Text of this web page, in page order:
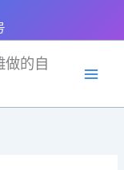
做的自